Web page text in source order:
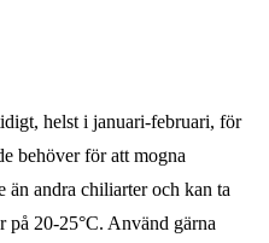
helst i januari-februari, för
behöver för att mogna
än andra chiliarter och kan ta
på 20-25°C. Använd gärna